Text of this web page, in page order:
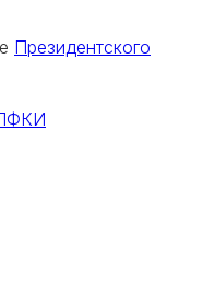
Президентского